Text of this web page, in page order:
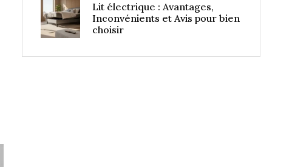
Lit électrique : Avantages,
Inconvénients et Avis pour bien
choisir